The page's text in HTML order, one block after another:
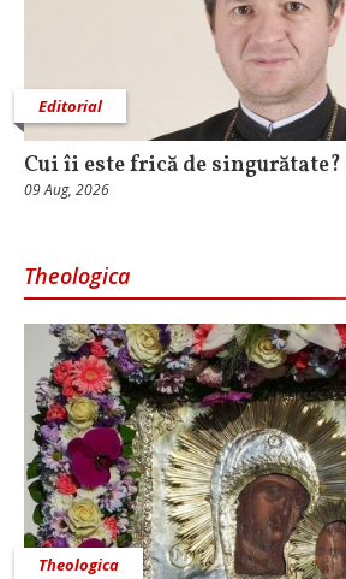
Editorial
Cui îi este frică de singurătate?
09 Aug, 2026
Theologica
Theologica